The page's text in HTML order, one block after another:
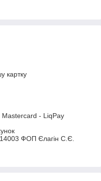
картку
- LiqPay
ФОП Єлагін С.Є.